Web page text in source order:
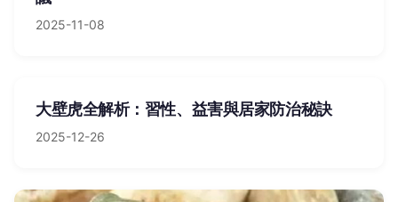
2025-11-08
大壁虎全解析：習性、益害與居家防治秘訣
2025-12-26